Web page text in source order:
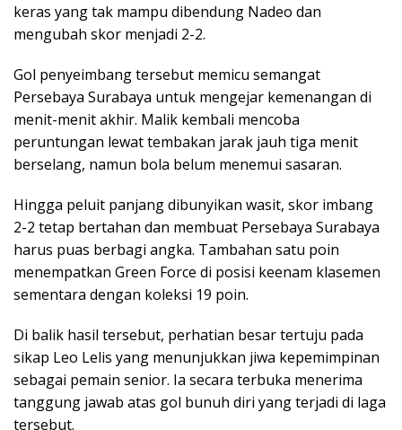
keras yang tak mampu dibendung Nadeo dan
mengubah skor menjadi 2-2.
Gol penyeimbang tersebut memicu semangat
Persebaya Surabaya untuk mengejar kemenangan di
menit-menit akhir. Malik kembali mencoba
peruntungan lewat tembakan jarak jauh tiga menit
berselang, namun bola belum menemui sasaran.
Hingga peluit panjang dibunyikan wasit, skor imbang
2-2 tetap bertahan dan membuat Persebaya Surabaya
harus puas berbagi angka. Tambahan satu poin
menempatkan Green Force di posisi keenam klasemen
sementara dengan koleksi 19 poin.
Di balik hasil tersebut, perhatian besar tertuju pada
sikap Leo Lelis yang menunjukkan jiwa kepemimpinan
sebagai pemain senior. Ia secara terbuka menerima
tanggung jawab atas gol bunuh diri yang terjadi di laga
tersebut.